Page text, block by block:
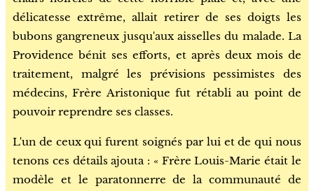
délicatesse extrême, allait retirer de ses doigts les
bubons gangreneux jusqu'aux aisselles du malade. La
Providence bénit ses efforts, et après deux mois de
traitement, malgré les prévisions pessimistes des
médecins, Frère Aristonique fut rétabli au point de
pouvoir reprendre ses classes.
L'un de ceux qui furent soignés par lui et de qui nous
tenons ces détails ajouta : « Frère Louis-Marie était le
modèle et le paratonnerre de la communauté de